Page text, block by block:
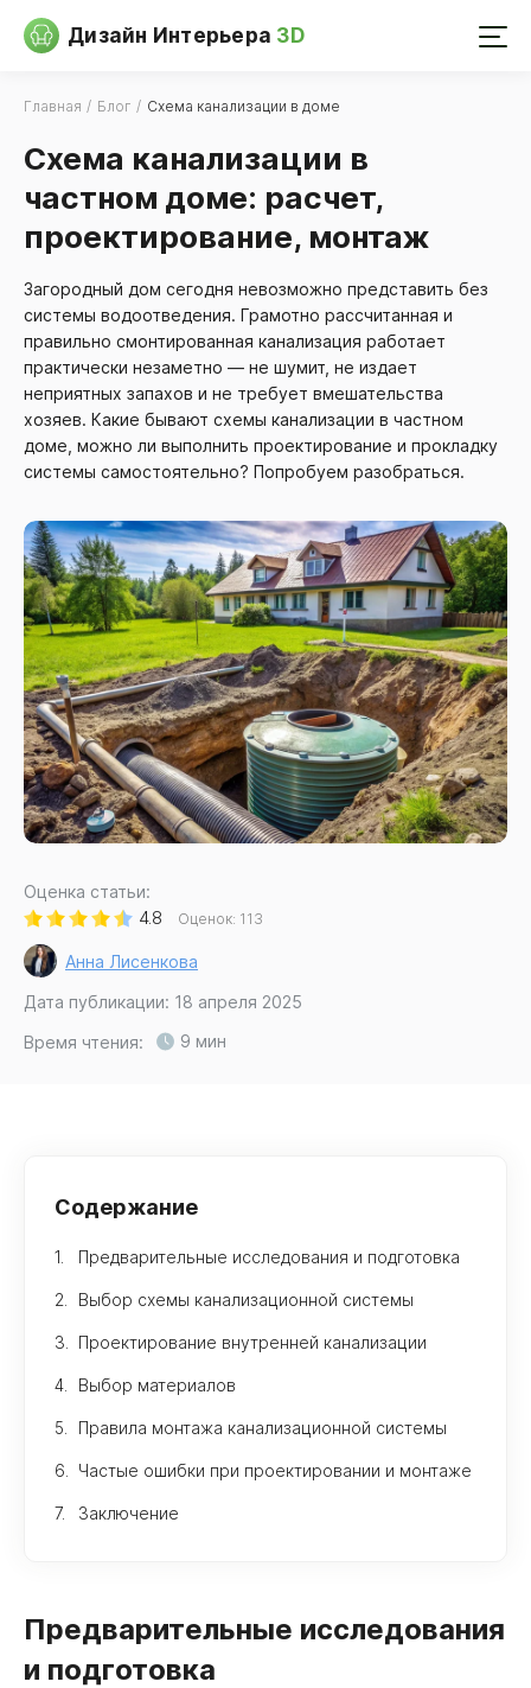
Дизайн Интерьера 3D
Главная Блог Схема канализации в доме
Схема канализации в
частном доме: расчет,
проектирование, монтаж
Загородный дом сегодня невозможно представить без
системы водоотведения. Грамотно рассчитанная и
правильно смонтированная канализация работает
практически незаметно — не шумит, не издает
неприятных запахов и не требует вмешательства
хозяев. Какие бывают схемы канализации в частном
доме, можно ли выполнить проектирование и прокладку
системы самостоятельно? Попробуем разобраться.
Оценка статьи:
4.8 Оценок: 113
Анна Лисенкова
Дата публикации: 18 апреля 2025
Время чтения:
9 мин
Предварительные исследования
и подготовка
Содержание
Предварительные исследования и подготовка
Выбор схемы канализационной системы
Проектирование внутренней канализации
Выбор материалов
Правила монтажа канализационной системы
Частые ошибки при проектировании и монтаже
Заключение